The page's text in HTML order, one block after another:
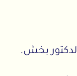
بخش.